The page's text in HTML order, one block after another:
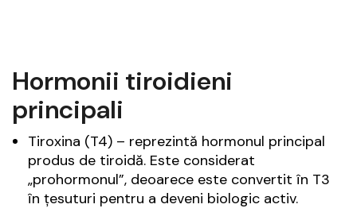
Hormonii tiroidieni
principali
Tiroxina (T4) – reprezintă hormonul principal
produs de tiroidă. Este considerat
„prohormonul”, deoarece este convertit în T3
în țesuturi pentru a deveni biologic activ.